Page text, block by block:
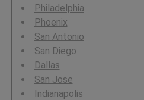
Philadelphia
Phoenix
San Antonio
San Diego
Dallas
San Jose
Indianapolis